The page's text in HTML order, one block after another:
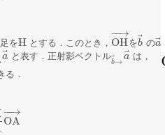
をH
H とする．このとき， OH
−→
−
OH→をb
b →
のa⃗
a→
a
→→a →
と表す．正射影ベクトル
b→
a⃗
b →→a→
は，
る．
OA
−→
−